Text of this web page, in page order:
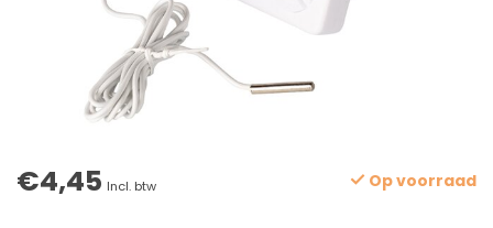
€4,45 Incl. btw Op voorraad